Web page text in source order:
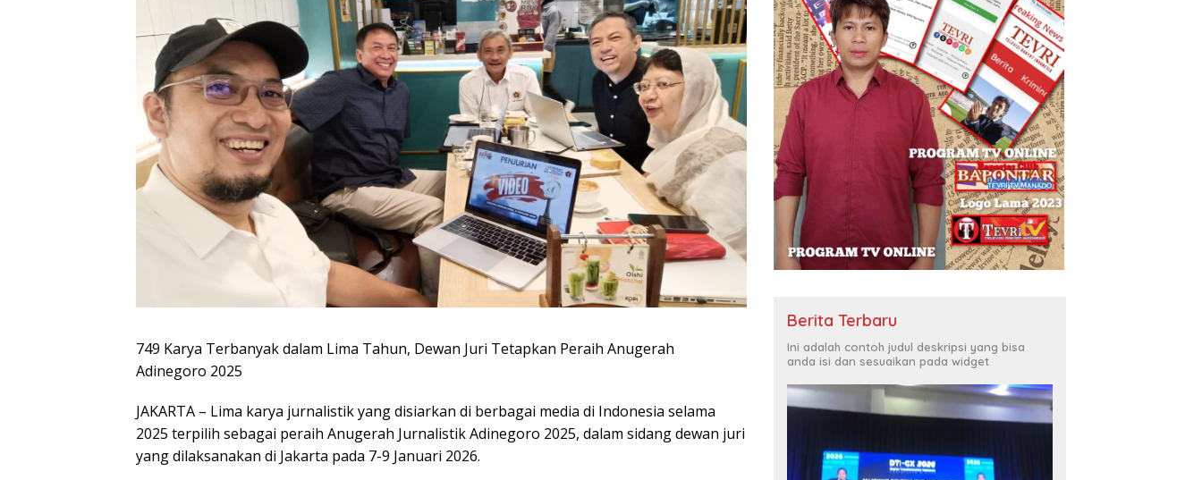
749 Karya Terbanyak dalam Lima Tahun, Dewan Juri Tetapkan Peraih Anugerah
Adinegoro 2025
JAKARTA – Lima karya jurnalistik yang disiarkan di berbagai media di Indonesia selama
2025 terpilih sebagai peraih Anugerah Jurnalistik Adinegoro 2025, dalam sidang dewan juri
yang dilaksanakan di Jakarta pada 7-9 Januari 2026.
Berita Terbaru
Ini adalah contoh judul deskripsi yang bisa
anda isi dan sesuaikan pada widget